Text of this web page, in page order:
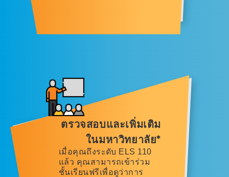
ตรวจสอบและเพิ่มเติม
ในมหาวิทยาลัย*
เมื่อคุณถึงระดับ ELS 110
แล้ว คุณสามารถเข้าร่วม
ชั้นเรียนฟรีเพื่อดูว่าการ